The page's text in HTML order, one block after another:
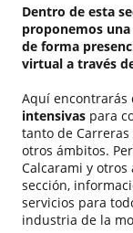
Dentro de esta
proponemos
de forma
virtual a través
Aquí encontrarás
intensivas para
tanto de
otros ámbitos.
Calcarami y
sección,
servicios para
industria de la